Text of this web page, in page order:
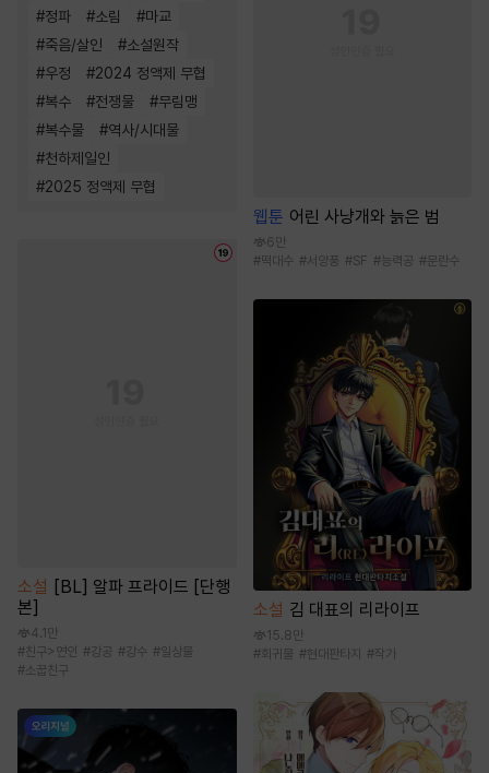
#정파 #소림 #마교
#죽음/살인 #소설원작
#우정 #2024 정액제 무협
#복수 #전쟁물 #무림맹
#복수물 #역사/시대물
#천하제일인
#2025 정액제 무협
소설 [BL] 알파 프라이드 [단행
본]
4.1만
#친구>연인 #강공 #강수 #일상물
#소꿉친구
웹툰 어린 사냥개와 늙은 범
6만
#떡대수 #서양풍 #SF #능력공 #문란수
소설 김 대표의 리라이프
15.8만
#회귀물 #현대판타지 #작가